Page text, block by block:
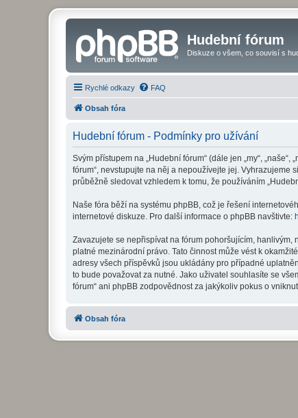
Hudební fórum
Diskuze o všem, co souvisí s
Rychlé odkazy FAQ
Obsah fóra
Hudební fórum - Podmínky pro užívání
Svým přístupem na „Hudební fórum“ (dále jen „my“,
fórum“, nevstupujte na něj a nepoužívejte jej. Vyhrazujeme
průběžně sledovat vzhledem k tomu, že používáním
Naše fóra běží na systému phpBB, což je řešení
internetové diskuze. Pro další informace o phpBB navštivte:
Zavazujete se nepřispívat na fórum pohoršujícím, hanlivým,
platné mezinárodní právo. Tato činnost může vést k
adresy všech příspěvků jsou ukládány pro případné
to bude považovat za nutné. Jako uživatel souhlasíte se
fórum“ ani phpBB zodpovědnost za jakýkoliv pokus o
Obsah fóra